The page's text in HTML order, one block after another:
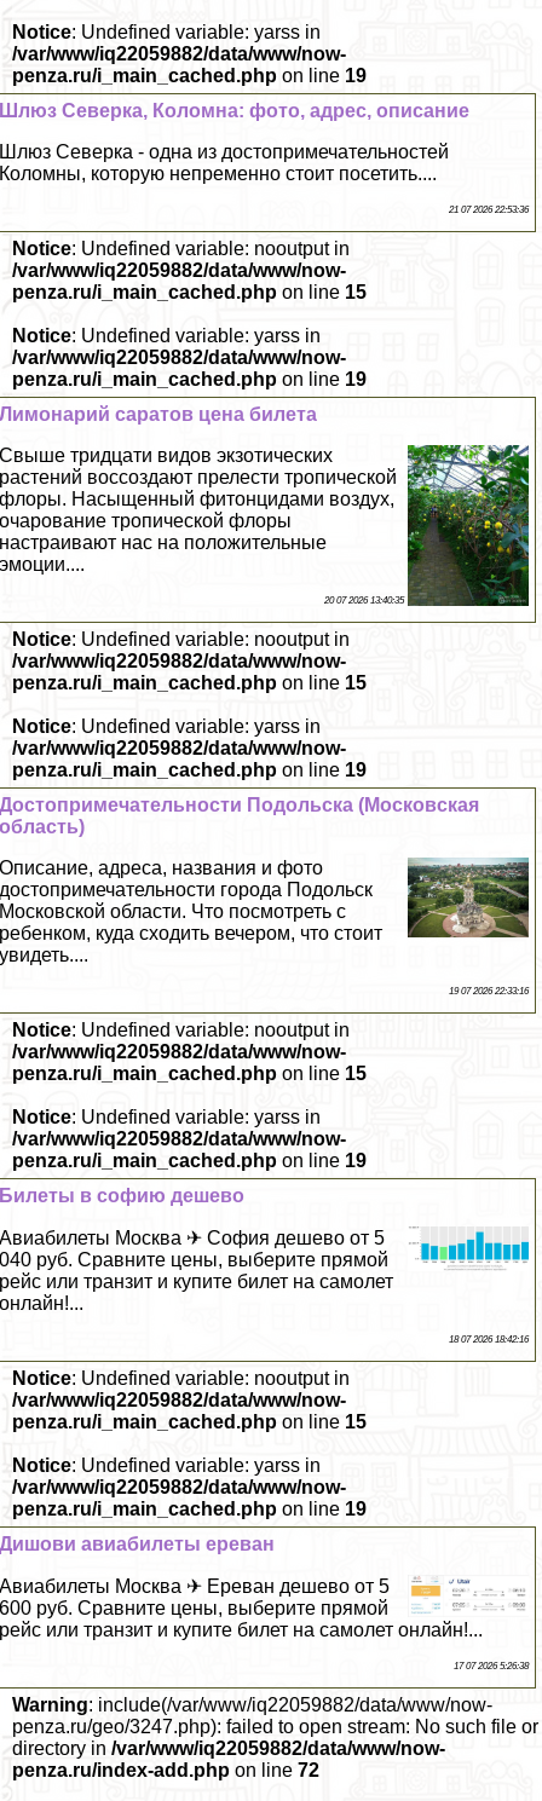
Notice: Undefined variable: yarss in
/var/www/iq22059882/data/www/now-
penza.ru/i_main_cached.php on line 19
Шлюз Северка, Коломна: фото, адрес, описание
Шлюз Северка - одна из достопримечательностей
Коломны, которую непременно стоит посетить....
21 07 2026 22:53:36
Notice: Undefined variable: nooutput in
/var/www/iq22059882/data/www/now-
penza.ru/i_main_cached.php on line 15
Notice: Undefined variable: yarss in
/var/www/iq22059882/data/www/now-
penza.ru/i_main_cached.php on line 19
Лимонарий саратов цена билета
Свыше тридцати видов экзотических
растений воссоздают прелести тропической
флоры. Насыщенный фитонцидами воздух,
очарование тропической флоры
настраивают нас на положительные
эмоции....
20 07 2026 13:40:35
Notice: Undefined variable: nooutput in
/var/www/iq22059882/data/www/now-
penza.ru/i_main_cached.php on line 15
Notice: Undefined variable: yarss in
/var/www/iq22059882/data/www/now-
penza.ru/i_main_cached.php on line 19
Достопримечательности Подольска (Московская
область)
Описание, адреса, названия и фото
достопримечательности города Подольск
Московской области. Что посмотреть с
ребенком, куда сходить вечером, что стоит
увидеть....
19 07 2026 22:33:16
Notice: Undefined variable: nooutput in
/var/www/iq22059882/data/www/now-
penza.ru/i_main_cached.php on line 15
Notice: Undefined variable: yarss in
/var/www/iq22059882/data/www/now-
penza.ru/i_main_cached.php on line 19
Билеты в софию дешево
Авиабилеты Москва ✈ София дешево от 5
040 руб. Сравните цены, выберите прямой
рейс или транзит и купите билет на самолет
онлайн!...
18 07 2026 18:42:16
Notice: Undefined variable: nooutput in
/var/www/iq22059882/data/www/now-
penza.ru/i_main_cached.php on line 15
Notice: Undefined variable: yarss in
/var/www/iq22059882/data/www/now-
penza.ru/i_main_cached.php on line 19
Дишови авиабилеты ереван
Авиабилеты Москва ✈ Ереван дешево от 5
600 руб. Сравните цены, выберите прямой
рейс или транзит и купите билет на самолет онлайн!...
17 07 2026 5:26:38
Warning: include(/var/www/iq22059882/data/www/now-
penza.ru/geo/3247.php): failed to open stream: No such file or
directory in /var/www/iq22059882/data/www/now-
penza.ru/index-add.php on line 72